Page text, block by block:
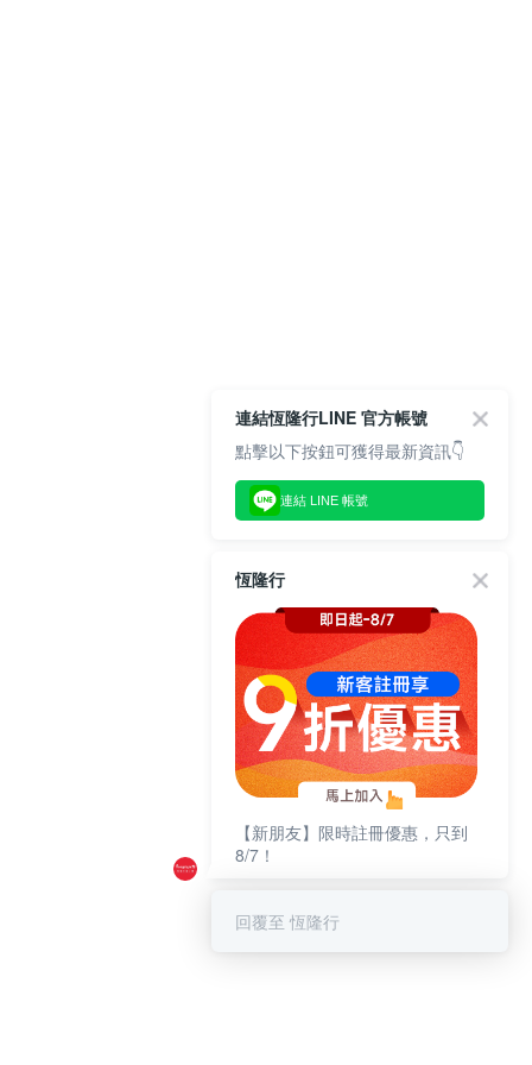
連結恆隆行LINE 官方帳號
點擊以下按鈕可獲得最新資訊👇
連結 LINE 帳號
恆隆行
【新朋友】限時註冊優惠，只到
8/7！
回覆至 恆隆行